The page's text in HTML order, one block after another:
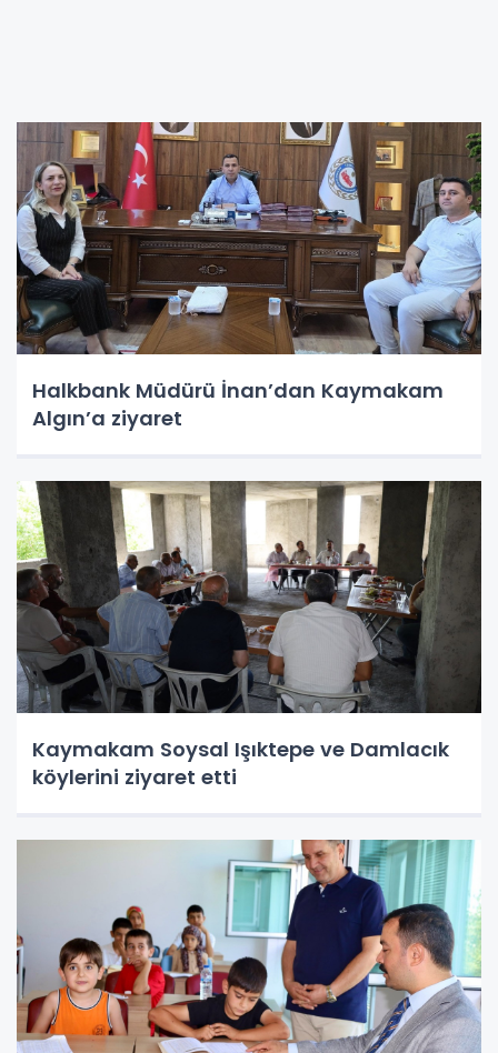
Halkbank Müdürü İnan’dan Kaymakam
Algın’a ziyaret
Kaymakam Soysal Işıktepe ve Damlacık
köylerini ziyaret etti